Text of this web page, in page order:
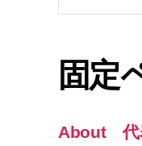
固定
About 代